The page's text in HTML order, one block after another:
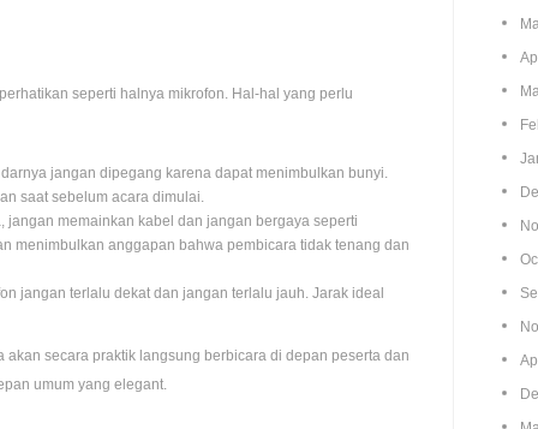
seperti halnya mikrofon. Hal-hal yang perlu
jangan dipegang karena dapat menimbulkan bunyi.
saat sebelum acara dimulai.
jangan memainkan kabel dan jangan bergaya seperti
menimbulkan anggapan bahwa pembicara tidak tenang dan
jangan terlalu dekat dan jangan terlalu jauh. Jarak ideal
akan secara praktik langsung berbicara di depan peserta dan
umum yang elegant.